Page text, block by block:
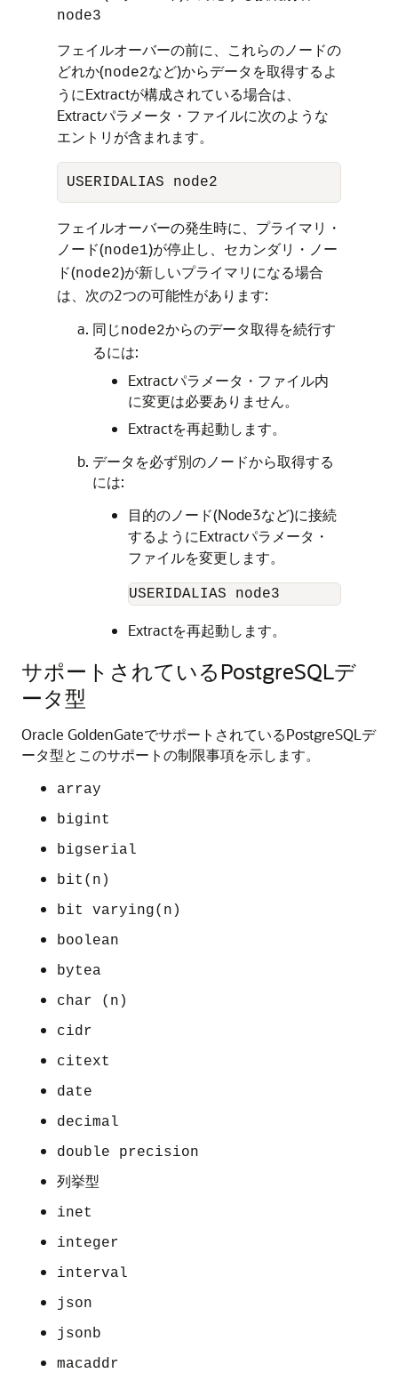
node3
フェイルオーバーの前に、これらのノードの
どれか(node2など)からデータを取得するよ
うにExtractが構成されている場合は、
Extractパラメータ・ファイルに次のような
エントリが含まれます。
USERIDALIAS node2
フェイルオーバーの発生時に、プライマリ・
ノード(node1)が停止し、セカンダリ・ノー
ド(node2)が新しいプライマリになる場合
は、次の2つの可能性があります:
同じnode2からのデータ取得を続行す
るには:
Extractパラメータ・ファイル内
に変更は必要ありません。
Extractを再起動します。
データを必ず別のノードから取得する
には:
目的のノード(Node3など)に接続
するようにExtractパラメータ・
ファイルを変更します。
USERIDALIAS node3
Extractを再起動します。
サポートされているPostgreSQLデ
ータ型
Oracle GoldenGateでサポートされているPostgreSQLデ
ータ型とこのサポートの制限事項を示します。
array
bigint
bigserial
bit(n)
bit varying(n)
boolean
bytea
char (n)
cidr
citext
date
decimal
double precision
列挙型
inet
integer
interval
json
jsonb
macaddr